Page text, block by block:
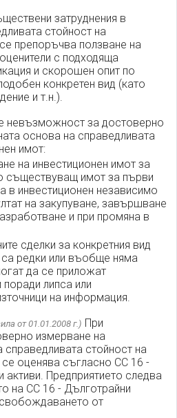
затруднения в
стойност на
препоръчва ползване на
с подходяща
и скорошен опит по
конкретен вид (като
и т.н.).
невъзможност за достоверно
основа на справедливата
имот:
на инвестиционен имот за
съществуващ имот за първи
в инвестиционен независимо
на закупуване, завършване
и при промяна в
сделки за конкретния вид
са редки или въобще няма
да се приложат
поради липса или
на информация.
от 01.01.2008 г.) При
измерване на
стойност на
се оценява съгласно СС 16 -
активи. Предприятието следва
на СС 16 - Дълготрайни
от